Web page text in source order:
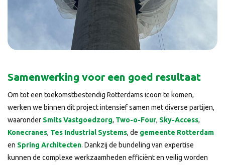
Samenwerking voor een goed resultaat
Om tot een toekomstbestendig Rotterdams icoon te komen,
werken we binnen dit project intensief samen met diverse partijen,
waaronder Smits Vastgoedzorg, Two-o-Four, Sky-Access,
Konecranes, Tes Industrial Systems, de gemeente Rotterdam
en Spring Architecten. Dankzij de bundeling van expertise
kunnen de complexe werkzaamheden efficiënt en veilig worden